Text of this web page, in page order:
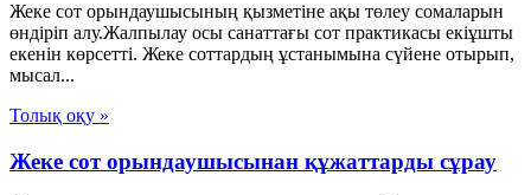
Жеке сот орындаушысының қызметіне ақы төлеу сомаларын
өндіріп алу.Жалпылау осы санаттағы сот практикасы екіұшты
екенін көрсетті. Жеке соттардың ұстанымына сүйене отырып,
мысал...
Толық оқу »
Жеке сот орындаушысынан құжаттарды сұрау